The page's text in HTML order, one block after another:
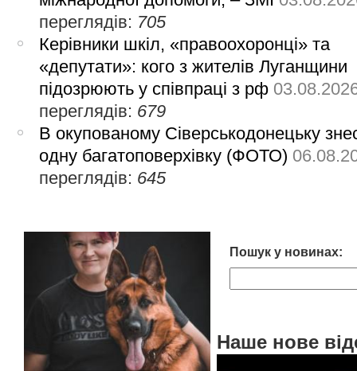
переглядів: 705
Керівники шкіл, «правоохоронці» та
«депутати»: кого з жителів Луганщини
підозрюють у співпраці з рф
переглядів: 679
В окупованому Сіверськодонецьку
одну багатоповерхівку (ФОТО)
переглядів: 645
Пошук у новинах:
Наше нове